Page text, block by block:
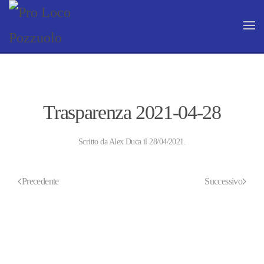
Skip to main content
Trasparenza 2021-04-28
Scritto daAlex Ducail28/04/2021.
Precedente Successivo